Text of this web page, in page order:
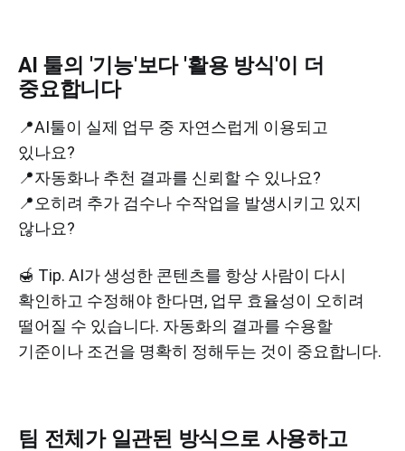
AI 툴의 '기능'보다 '활용 방식'이 더
중요합니다
📍AI툴이 실제 업무 중 자연스럽게 이용되고
있나요?
📍자동화나 추천 결과를 신뢰할 수 있나요?
📍오히려 추가 검수나 수작업을 발생시키고 있지
않나요?
🍯 Tip. AI가 생성한 콘텐츠를 항상 사람이 다시
확인하고 수정해야 한다면, 업무 효율성이 오히려
떨어질 수 있습니다. 자동화의 결과를 수용할
기준이나 조건을 명확히 정해두는 것이 중요합니다.
팀 전체가 일관된 방식으로 사용하고